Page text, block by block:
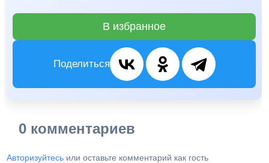
В избранное
Поделиться
0 комментариев
Авторизуйтесь или оставьте комментарий как гость